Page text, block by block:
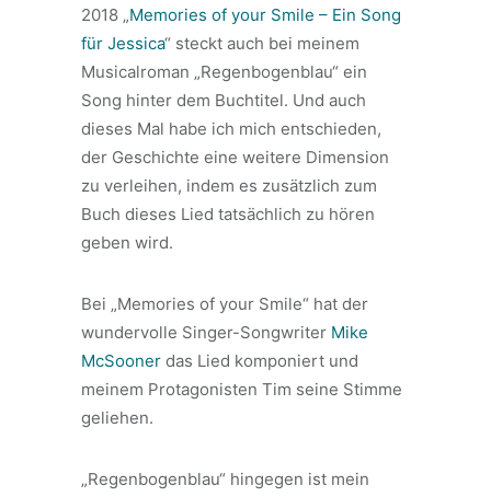
2018 „Memories of your Smile – Ein Song
für Jessica“ steckt auch bei meinem
Musicalroman „Regenbogenblau“ ein
Song hinter dem Buchtitel. Und auch
dieses Mal habe ich mich entschieden,
der Geschichte eine weitere Dimension
zu verleihen, indem es zusätzlich zum
Buch dieses Lied tatsächlich zu hören
geben wird.
Bei „Memories of your Smile“ hat der
wundervolle Singer-Songwriter Mike
McSooner das Lied komponiert und
meinem Protagonisten Tim seine Stimme
geliehen.
„Regenbogenblau“ hingegen ist mein